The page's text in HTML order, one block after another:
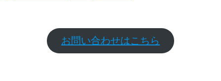
お問い合わせはこちら